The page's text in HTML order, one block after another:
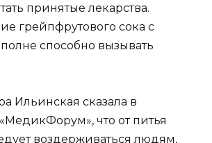
принятые лекарства.
грейпфрутового сока с
способно вызывать
Ильинская сказала в
что от питья
воздерживаться людям,